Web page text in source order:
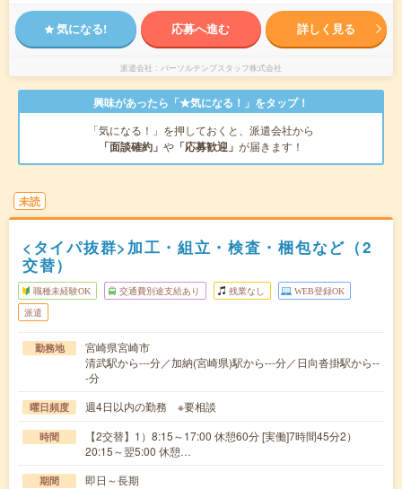
気になる! 応募へ進む 詳しく見る
派遣会社 パーソルテンプスタッフ株式会社
興味があったら「★気になる！」をタップ！
「気になる！」を押しておくと、派遣会社から
「面談確約」 や 「応募歓迎」 が届きます！
未読
<タイパ抜群>加工・組立・検査・梱包など（2
交替）
職種未経験OK 交通費別途支給あり 残業なし WEB登録OK
派遣
勤務地
宮崎県宮崎市
清武駅から---分／加納(宮崎県)駅から---分／日向沓掛駅から--
-分
曜日頻度 週4日以内の勤務 ※要相談
時間
【2交替】1）8:15～17:00 休憩60分 [実働]7時間45分2）
20:15～翌5:00 休憩…
期間 即日～長期